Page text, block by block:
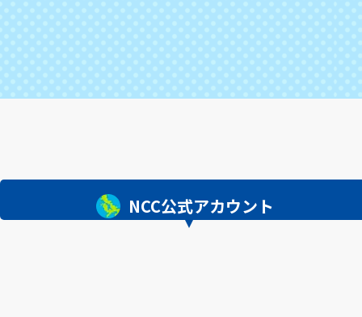
NCC公式アカウント